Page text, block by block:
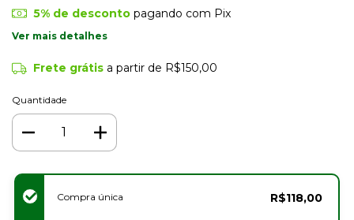
5% de descontopagando com Pix
Ver mais detalhes
Frete grátis a partir de R$150,00
Quantidade
Compra única R$118,00